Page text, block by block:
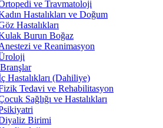
ve Travmatoloji
Hastalıkları ve Doğum
Hastalıkları
Burun Boğaz
ve Reanimasyon
Hastalıkları (Dahiliye)
Tedavi ve Rehabilitasyon
Sağlığı ve Hastalıkları
Birimi